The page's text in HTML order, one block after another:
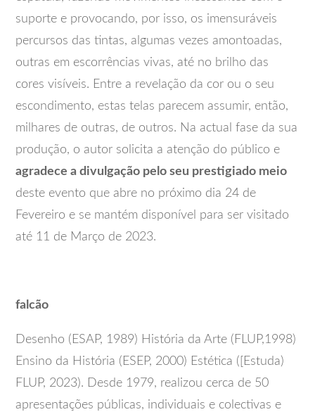
suporte e provocando, por isso, os imensuráveis
percursos das tintas, algumas vezes amontoadas,
outras em escorrências vivas, até no brilho das
cores visíveis. Entre a revelação da cor ou o seu
escondimento, estas telas parecem assumir, então,
milhares de outras, de outros. Na actual fase da sua
produção, o autor solicita a atenção do público e
agradece a divulgação pelo seu prestigiado meio
deste evento que abre no próximo dia 24 de
Fevereiro e se mantém disponível para ser visitado
até 11 de Março de 2023.
falcão
Desenho (ESAP, 1989) História da Arte (FLUP,1998)
Ensino da História (ESEP, 2000) Estética ([Estuda)
FLUP, 2023). Desde 1979, realizou cerca de 50
apresentações públicas, individuais e colectivas e